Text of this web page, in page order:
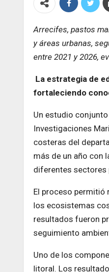
Arrecifes, pastos
y áreas urbanas,
entre 2021 y 2026,
La estrategia de
fortaleciendo
Un estudio
Investigaciones
costeras del
más de un año con
diferentes sectores
El proceso permitió
los ecosistemas
resultados fueron
seguimiento
Uno de los
litoral. Los